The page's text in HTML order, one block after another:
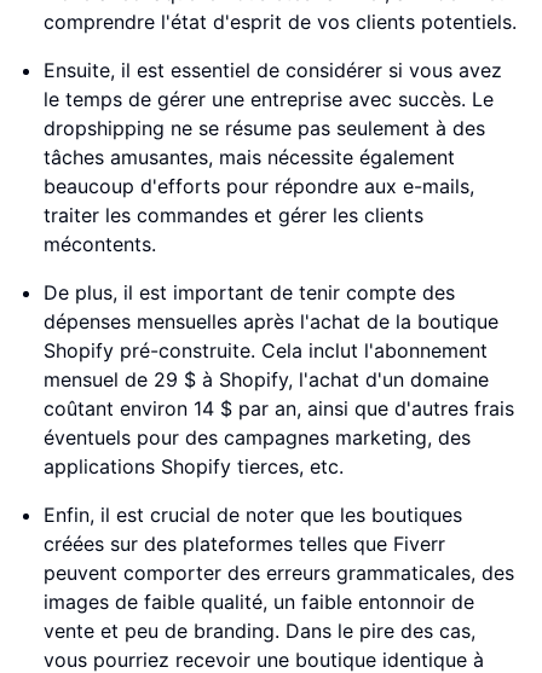
comprendre l'état d'esprit de vos clients potentiels.
Ensuite, il est essentiel de considérer si vous avez
le temps de gérer une entreprise avec succès. Le
dropshipping ne se résume pas seulement à des
tâches amusantes, mais nécessite également
beaucoup d'efforts pour répondre aux e-mails,
traiter les commandes et gérer les clients
mécontents.
De plus, il est important de tenir compte des
dépenses mensuelles après l'achat de la boutique
Shopify pré-construite. Cela inclut l'abonnement
mensuel de 29 $ à Shopify, l'achat d'un domaine
coûtant environ 14 $ par an, ainsi que d'autres frais
éventuels pour des campagnes marketing, des
applications Shopify tierces, etc.
Enfin, il est crucial de noter que les boutiques
créées sur des plateformes telles que Fiverr
peuvent comporter des erreurs grammaticales, des
images de faible qualité, un faible entonnoir de
vente et peu de branding. Dans le pire des cas,
vous pourriez recevoir une boutique identique à